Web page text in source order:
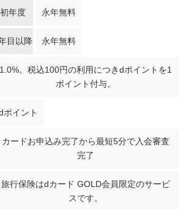
初年度 永年無料
目以降 永年無料
1.0%。税込100円の利用につきdポイントを1
ポイント付与。
ポイント
カードお申込み完了から最短5分で入会審査
完了
旅行保険はdカード GOLD会員限定のサービ
スです。